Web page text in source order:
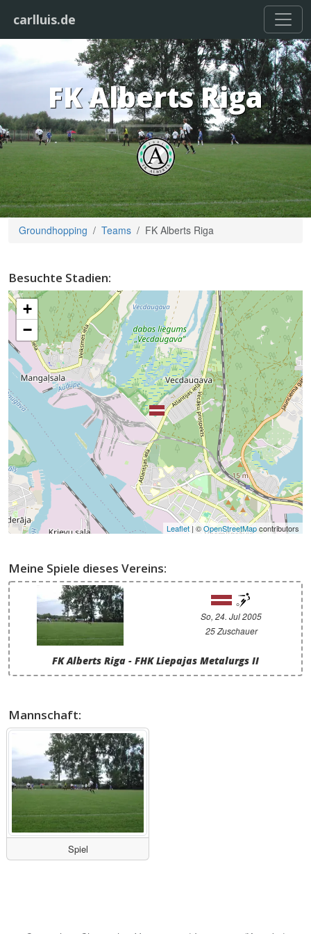
carlluis.de
FK Alberts Riga
Groundhopping Teams FK Alberts Riga
Besuchte Stadien:
+
−
Leaflet| ©OpenStreetMapcontributors
Meine Spiele dieses Vereins:
So, 24. Jul 2005
25 Zuschauer
FK Alberts Riga - FHK Liepajas Metalurgs II
Mannschaft:
Spiel